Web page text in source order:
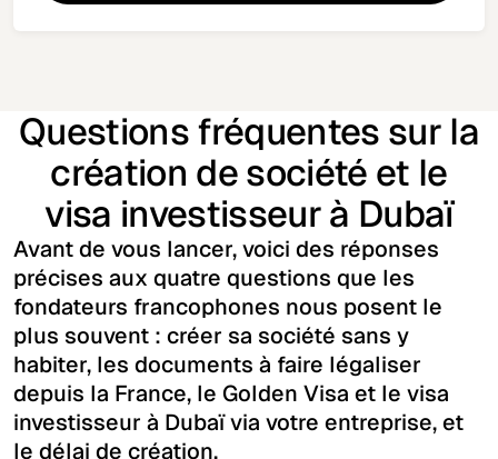
Questions fréquentes sur la
création de société et le
visa investisseur à Dubaï
Avant de vous lancer, voici des réponses
précises aux quatre questions que les
fondateurs francophones nous posent le
plus souvent : créer sa société sans y
habiter, les documents à faire légaliser
depuis la France, le Golden Visa et le visa
investisseur à Dubaï via votre entreprise, et
le délai de création.